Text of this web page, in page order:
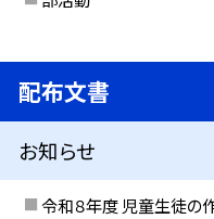
配布文書
お知らせ
令和８年度 児童生徒の